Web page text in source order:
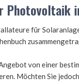
Photovoltaik
für
von einer
Möchten Sie